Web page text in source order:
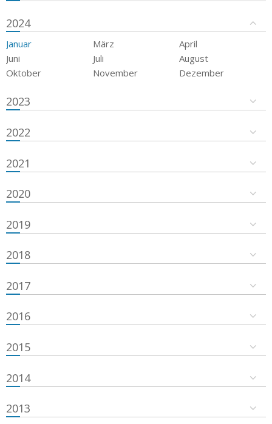
2024
Januar März
April
Juni
Juli
August
Oktober
November Dezember
2023
2022
2021
2020
2019
2018
2017
2016
2015
2014
2013